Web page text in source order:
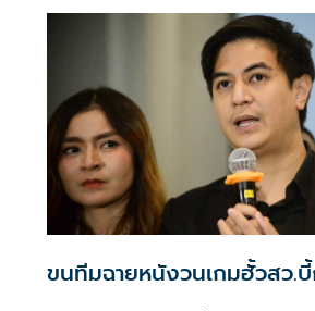
ขนทีมฉายหนังวนเกมฮั้วสว.